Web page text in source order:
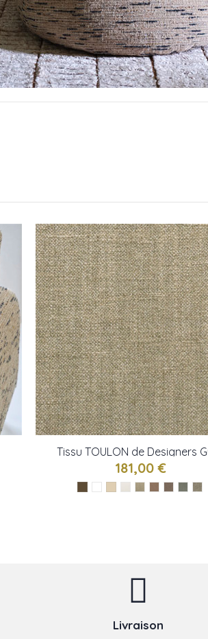
Tissu TOULON de Designers
181,00 €
Livraison